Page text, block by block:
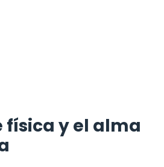
física y el alma